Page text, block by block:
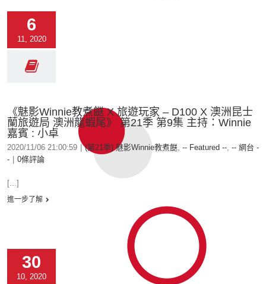
6
11, 2020
《魅影Winnie教煮餸 X 旅遊玩家 – D100 X 澳洲昆士
蘭旅遊局 澳洲龍蝦尾》 第21季 第9集 主持：Winnie
嘉賓 : 小卓
2020/11/06 21:00:59 (第21季) 魅影Winnie教煮餸, -- Featured --, -- 網台 -
-
0條評論
[...]
進一步了解
30
10, 2020